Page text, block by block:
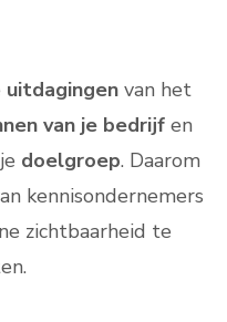
uitdagingenvan het
van je bedrijf en
doelgroep. Daarom
kennisondernemers
zichtbaarheid te